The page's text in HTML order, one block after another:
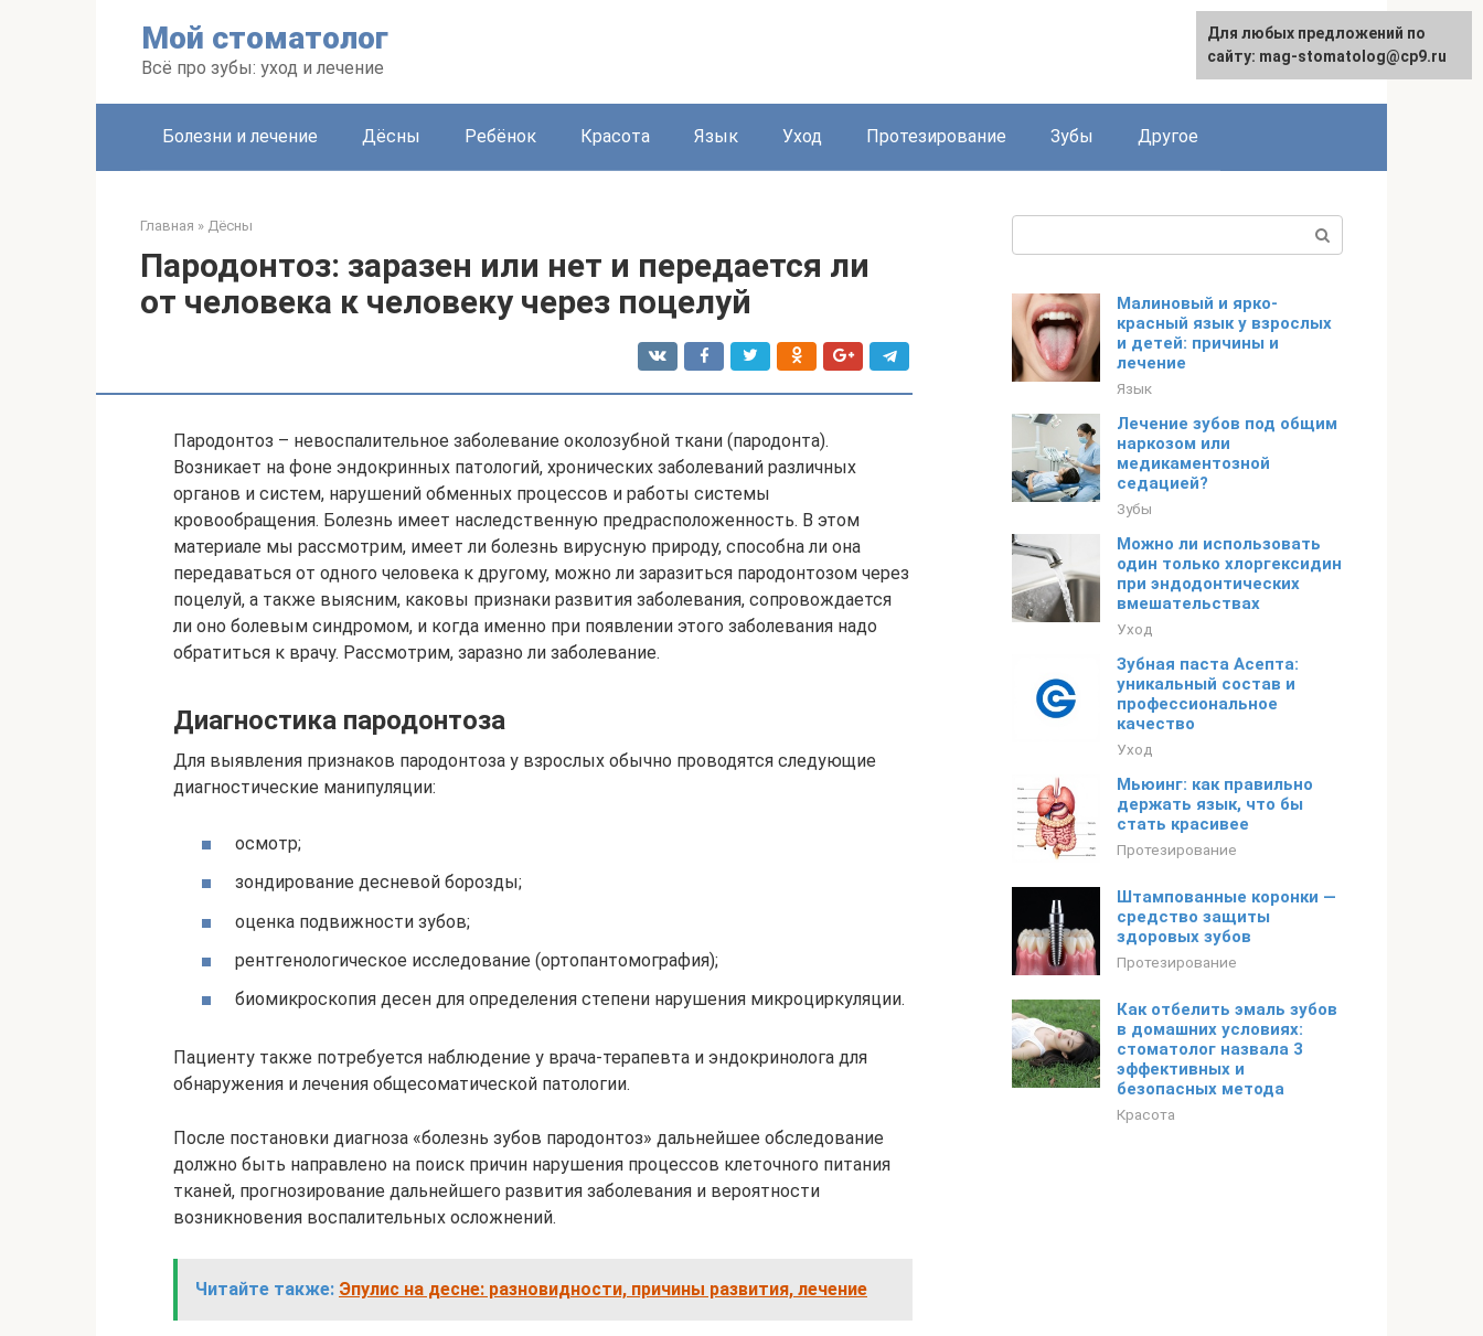
Мой стоматолог
Всё про зубы: уход и лечение
Болезни и лечение Дёсны Ребёнок Красота Язык Уход Протезирование Зубы Другое
Главная » Дёсны
Пародонтоз: заразен или нет и передается ли
от человека к человеку через поцелуй
Пародонтоз – невоспалительное заболевание околозубной ткани (пародонта).
Возникает на фоне эндокринных патологий, хронических заболеваний различных
органов и систем, нарушений обменных процессов и работы системы
кровообращения. Болезнь имеет наследственную предрасположенность. В этом
материале мы рассмотрим, имеет ли болезнь вирусную природу, способна ли она
передаваться от одного человека к другому, можно ли заразиться пародонтозом через
поцелуй, а также выясним, каковы признаки развития заболевания, сопровождается
ли оно болевым синдромом, и когда именно при появлении этого заболевания надо
обратиться к врачу. Рассмотрим, заразно ли заболевание.
Диагностика пародонтоза
Для выявления признаков пародонтоза у взрослых обычно проводятся следующие
диагностические манипуляции:
осмотр;
зондирование десневой борозды;
оценка подвижности зубов;
рентгенологическое исследование (ортопантомография);
биомикроскопия десен для определения степени нарушения микроциркуляции.
Пациенту также потребуется наблюдение у врача-терапевта и эндокринолога для
обнаружения и лечения общесоматической патологии.
После постановки диагноза «болезнь зубов пародонтоз» дальнейшее обследование
должно быть направлено на поиск причин нарушения процессов клеточного питания
тканей, прогнозирование дальнейшего развития заболевания и вероятности
возникновения воспалительных осложнений.
Читайте также: Эпулис на десне: разновидности, причины развития, лечение
Малиновый и ярко-
красный язык у взрослых
и детей: причины и
лечение
Язык
Лечение зубов под общим
наркозом или
медикаментозной
седацией?
Зубы
Можно ли использовать
один только хлоргексидин
при эндодонтических
вмешательствах
Уход
Зубная паста Асепта:
уникальный состав и
профессиональное
качество
Уход
Мьюинг: как правильно
держать язык, что бы
стать красивее
Протезирование
Штампованные коронки —
средство защиты
здоровых зубов
Протезирование
Как отбелить эмаль зубов
в домашних условиях:
стоматолог назвала 3
эффективных и
безопасных метода
Красота
Для любых предложений по
сайту: mag-stomatolog@cp9.ru